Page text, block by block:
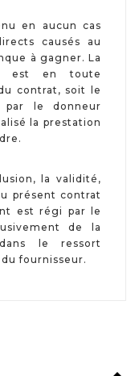
en aucun cas
causés au
à gagner. La
est en toute
contrat, soit le
le donneur
la prestation
la validité,
présent contrat
est régi par le
de la
le ressort
fournisseur.